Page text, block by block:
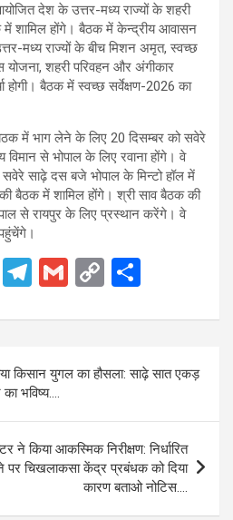
देश के उत्तर-मध्य राज्यों के शहरी
में शामिल होंगे। बैठक में केन्द्रीय आवासन
मध्य राज्यों के बीच मिशन अमृत, स्वच्छ
योजना, शहरी परिवहन और अंगीकार
होगी। बैठक में स्वच्छ सर्वेक्षण-2026 का
में भाग लेने के लिए 20 दिसम्बर को सवेरे
से भोपाल के लिए रवाना होंगे। वे
साढ़े दस बजे भोपाल के मिन्टो हॉल में
बैठक में शामिल होंगे। श्री साव बैठक की
से रायपुर के लिए प्रस्थान करेंगे। वे
X
T
e
a
m
G
ail
C
py
n
k
ar
e
किसान युगल का हौसला: साढ़े सात एकड़
भविष्य….
ने किया आकस्मिक निरीक्षण: निर्धारित
पर चिखलाकसा केंद्र प्रबंधक को दिया
कारण बताओ नोटिस….